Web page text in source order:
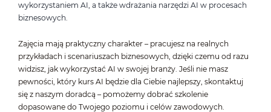
wykorzystaniem AI, a także wdrażania narzędzi AI w procesach
biznesowych.
Zajęcia mają praktyczny charakter – pracujesz na realnych
przykładach i scenariuszach biznesowych, dzięki czemu od razu
widzisz, jak wykorzystać AI w swojej branży. Jeśli nie masz
pewności, który kurs AI będzie dla Ciebie najlepszy, skontaktuj
się z naszym doradcą – pomożemy dobrać szkolenie
dopasowane do Twojego poziomu i celów zawodowych.